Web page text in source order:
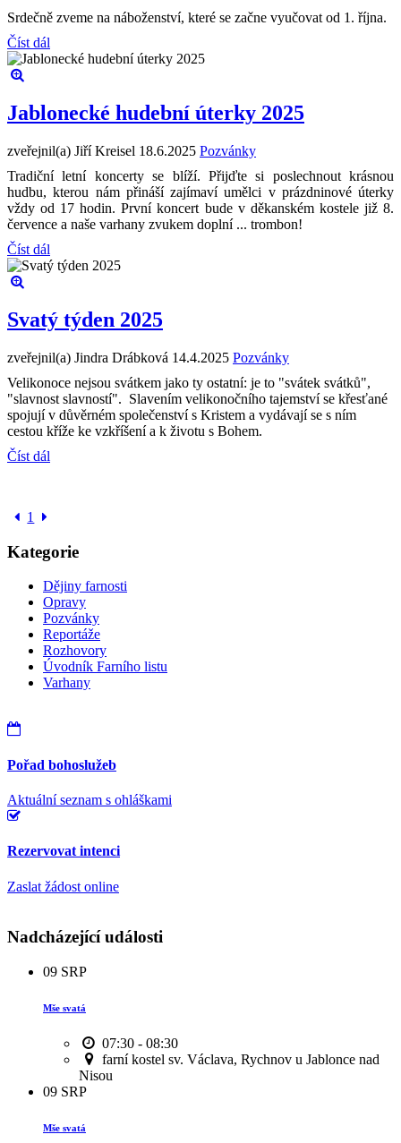
Srdečně zveme na náboženství, které se začne vyučovat od 1. října.
Číst dál
Jablonecké hudební úterky 2025
zveřejnil(a) Jiří Kreisel 18.6.2025 Pozvánky
Tradiční letní koncerty se blíží. Přijďte si poslechnout krásnou
hudbu, kterou nám přináší zajímaví umělci v prázdninové úterky
vždy od 17 hodin. První koncert bude v děkanském kostele již 8.
července a naše varhany zvukem doplní ... trombon!
Číst dál
Svatý týden 2025
zveřejnil(a) Jindra Drábková 14.4.2025 Pozvánky
Velikonoce nejsou svátkem jako ty ostatní: je to "svátek svátků",
"slavnost slavností". Slavením velikonočního tajemství se křesťané
spojují v důvěrném společenství s Kristem a vydávají se s ním
cestou kříže ke vzkříšení a k životu s Bohem.
Číst dál
1
Kategorie
Dějiny farnosti
Opravy
Pozvánky
Reportáže
Rozhovory
Úvodník Farního listu
Varhany
Pořad bohoslužeb
Aktuální seznam s ohláškami
Rezervovat intenci
Zaslat žádost online
Nadcházející události
09 SRP
Mše svatá
07:30 - 08:30
farní kostel sv. Václava, Rychnov u Jablonce nad
Nisou
09 SRP
Mše svatá